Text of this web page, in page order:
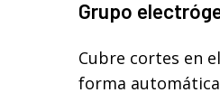
Grupo
Cubre cortes en
forma